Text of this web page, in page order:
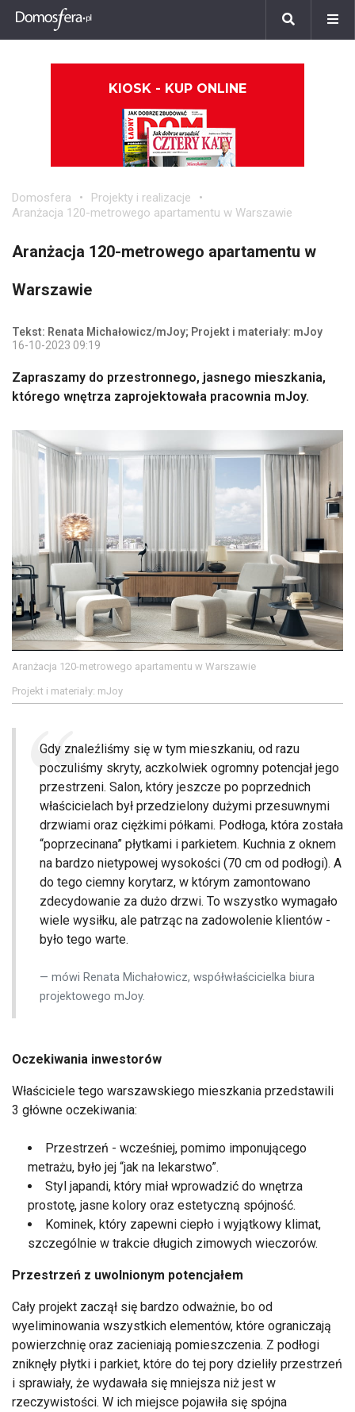
KIOSK - KUP ONLINE
Domosfera
Projekty i realizacje
Aranżacja 120-metrowego apartamentu w Warszawie
Aranżacja 120-metrowego apartamentu w
Warszawie
Tekst: Renata Michałowicz/mJoy; Projekt i materiały: mJoy
16-10-2023 09:19
Zapraszamy do przestronnego, jasnego mieszkania,
którego wnętrza zaprojektowała pracownia mJoy.
Aranżacja 120-metrowego apartamentu w Warszawie
Projekt i materiały: mJoy
Gdy znaleźliśmy się w tym mieszkaniu, od razu
poczuliśmy skryty, aczkolwiek ogromny potencjał jego
przestrzeni. Salon, który jeszcze po poprzednich
właścicielach był przedzielony dużymi przesuwnymi
drzwiami oraz ciężkimi półkami. Podłoga, która została
“poprzecinana” płytkami i parkietem. Kuchnia z oknem
na bardzo nietypowej wysokości (70 cm od podłogi). A
do tego ciemny korytarz, w którym zamontowano
zdecydowanie za dużo drzwi. To wszystko wymagało
wiele wysiłku, ale patrząc na zadowolenie klientów -
było tego warte.
mówi Renata Michałowicz, współwłaścicielka biura
projektowego mJoy.
Oczekiwania inwestorów
Właściciele tego warszawskiego mieszkania przedstawili
3 główne oczekiwania:
Przestrzeń - wcześniej, pomimo imponującego
metrażu, było jej “jak na lekarstwo”.
Styl japandi, który miał wprowadzić do wnętrza
prostotę, jasne kolory oraz estetyczną spójność.
Kominek, który zapewni ciepło i wyjątkowy klimat,
szczególnie w trakcie długich zimowych wieczorów.
Przestrzeń z uwolnionym potencjałem
Cały projekt zaczął się bardzo odważnie, bo od
wyeliminowania wszystkich elementów, które ograniczają
powierzchnię oraz zacieniają pomieszczenia. Z podłogi
zniknęły płytki i parkiet, które do tej pory dzieliły przestrzeń
i sprawiały, że wydawała się mniejsza niż jest w
rzeczywistości. W ich miejsce pojawiła się spójna